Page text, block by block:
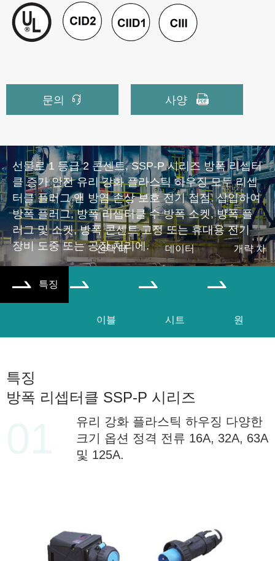
문의  사양 
선물로 1 등급 2 콘센트, SSP-P 시리즈 방폭 리셉터
클 증가 안전 유리 강화 플라스틱 하우징 모두 리셉
터클 플러그 앤 방염 손상 보호 전기 접점. 삽입하여
방폭 플러그, 방폭 리셉터클 수 방폭 소켓, 방폭 플
러그 및 소켓, 방폭 콘센트 고정 또는 휴대용 전기
장비 도중 또는 공장 처리에.
 특징 
선택 테
이블

데이터
시트

개략 차
원
특징
방폭 리셉터클 SSP-P 시리즈
유리 강화 플라스틱 하우징 다양한
크기 옵션 정격 전류 16A, 32A, 63A
및 125A.